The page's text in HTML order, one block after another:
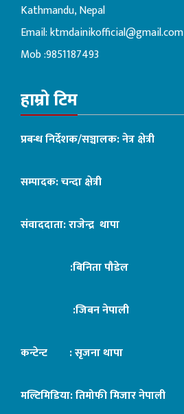
Kathmandu, Nepal
Email:ktmdainikofficial@gmail.com
Mob :9851187493
हाम्रो टिम
प्रबन्ध निर्देशक/सञ्चालक: नेत्र क्षेत्री
सम्पादक: चन्दा क्षेत्री
संवाददाता: राजेन्द्र थापा
:बिनिता पौडेल
:जिबन नेपाली
कन्टेन्ट : सृजना थापा
मल्टिमिडिया: तिमोफी मिजार नेपाली